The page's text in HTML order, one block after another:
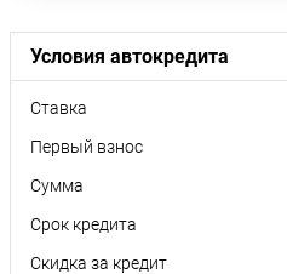
Условия автокредита
Ставка
Первый взнос
Сумма
Срок кредита
Скидка за кредит